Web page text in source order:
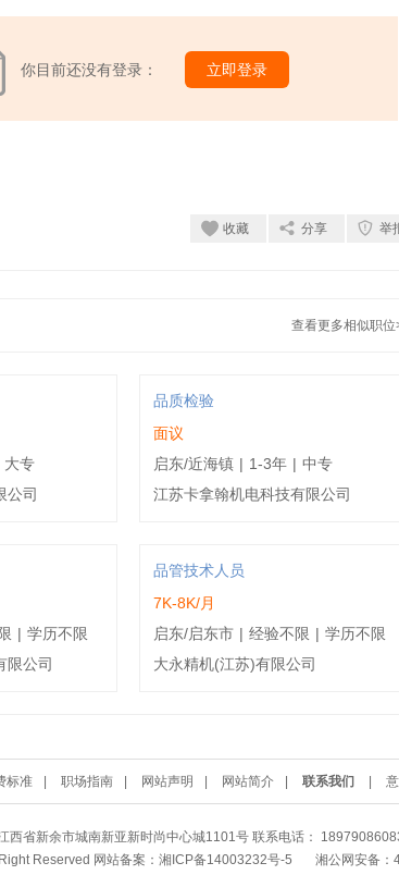
你目前还没有登录： 立即登录
收藏 分享 举
查看更多相似职位
大专
公司
品质检验
面议
启东/近海镇 | 1-3年 | 中专
江苏卡拿翰机电科技有限公司
| 学历不限
限公司
品管技术人员
7K-8K/月
启东/启东市 | 经验不限 | 学历不限
大永精机(江苏)有限公司
标准 职场指南 网站声明 网站简介 联系我们
西省新余市城南新亚新时尚中心城1101号 联系电话：
Reserved 网站备案： 湘ICP备14003232号-5 湘公网安备